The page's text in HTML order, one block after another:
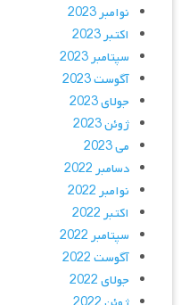
نوامبر 2023
اکتبر 2023
سپتامبر 2023
آگوست 2023
جولای 2023
ژوئن 2023
می 2023
دسامبر 2022
نوامبر 2022
اکتبر 2022
سپتامبر 2022
آگوست 2022
جولای 2022